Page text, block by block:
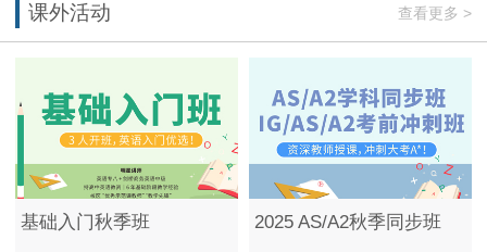
课外活动 查看更多 >
基础入门秋季班 2025 AS/A2秋季同步班